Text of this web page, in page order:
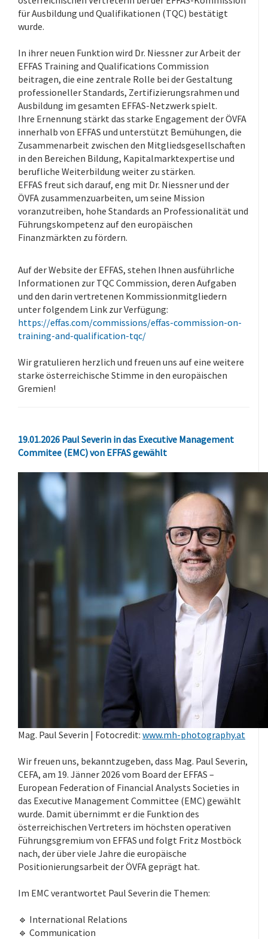
für Ausbildung und Qualifikationen (TQC) bestätigt
wurde.
In ihrer neuen Funktion wird Dr. Niessner zur Arbeit der
EFFAS Training and Qualifications Commission
beitragen, die eine zentrale Rolle bei der Gestaltung
professioneller Standards, Zertifizierungsrahmen und
Ausbildung im gesamten EFFAS-Netzwerk spielt.
Ihre Ernennung stärkt das starke Engagement der ÖVFA
innerhalb von EFFAS und unterstützt Bemühungen, die
Zusammenarbeit zwischen den Mitgliedsgesellschaften
in den Bereichen Bildung, Kapitalmarktexpertise und
berufliche Weiterbildung weiter zu stärken.
EFFAS freut sich darauf, eng mit Dr. Niessner und der
ÖVFA zusammenzuarbeiten, um seine Mission
voranzutreiben, hohe Standards an Professionalität und
Führungskompetenz auf den europäischen
Finanzmärkten zu fördern.
Auf der Website der EFFAS, stehen Ihnen ausführliche
Informationen zur TQC Commission, deren Aufgaben
und den darin vertretenen Kommissionmitgliedern
unter folgendem Link zur Verfügung:
https://effas.com/commissions/effas-commission-on-
training-and-qualification-tqc/
Wir gratulieren herzlich und freuen uns auf eine weitere
starke österreichische Stimme in den europäischen
Gremien!
19.01.2026 Paul Severin in das Executive Management
Commitee (EMC) von EFFAS gewählt
Mag. Paul Severin | Fotocredit: www.mh-photography.at
Wir freuen uns, bekanntzugeben, dass Mag. Paul Severin,
CEFA, am 19. Jänner 2026 vom Board der EFFAS –
European Federation of Financial Analysts Societies in
das Executive Management Committee (EMC) gewählt
wurde. Damit übernimmt er die Funktion des
österreichischen Vertreters im höchsten operativen
Führungsgremium von EFFAS und folgt Fritz Mostböck
nach, der über viele Jahre die europäische
Positionierungsarbeit der ÖVFA geprägt hat.
Im EMC verantwortet Paul Severin die Themen:
🔹 International Relations
🔹 Communication